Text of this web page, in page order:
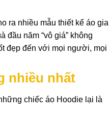
ra nhiều mẫu thiết kế áo gia
đầu năm “vô giá” không
đẹp đến với mọi người, mọi
nhiều nhất
chiếc áo Hoodie lại là